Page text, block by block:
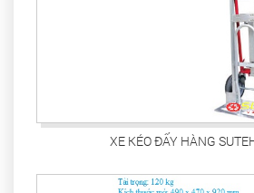
XE KÉO ĐẨY HÀNG